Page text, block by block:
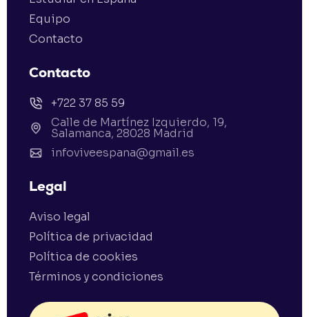
Equipo
Contacto
Contacto
+722 37 85 59
Calle de Martínez Izquierdo, 19,
Salamanca, 28028 Madrid
infoviveespana@gmail.es
Legal
Aviso legal
Política de privacidad
Política de cookies
Términos y condiciones